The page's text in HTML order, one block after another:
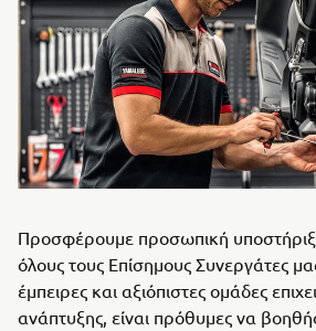
Προσφέρουμε προσωπική
όλους τους Επίσημους Συνεργάτες
έμπειρες και αξιόπιστες ομάδες
ανάπτυξης, είναι πρόθυμες να